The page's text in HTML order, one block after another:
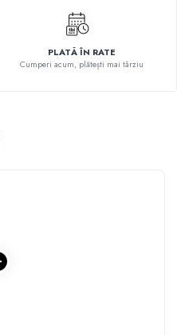
PLATĂ ÎN RATE
Cumperi acum, plătești mai târziu